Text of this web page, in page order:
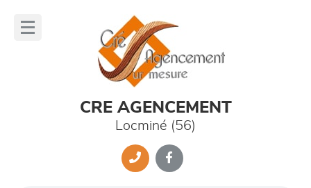
CRE AGENCEMENT
Locminé (56)